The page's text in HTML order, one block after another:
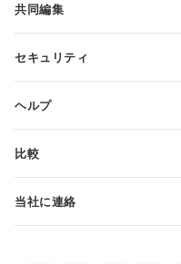
無料アカウントをリクエスト
共同編集
翻訳者向け
セキュリティ
ヘルプ
ヘルプ・センター
比較
ONLYOFFICE Docs vs Google Docs
当社に連絡